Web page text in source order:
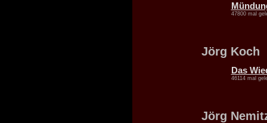
47800 mal
Jörg Koch
Das
46114 mal
Jörg